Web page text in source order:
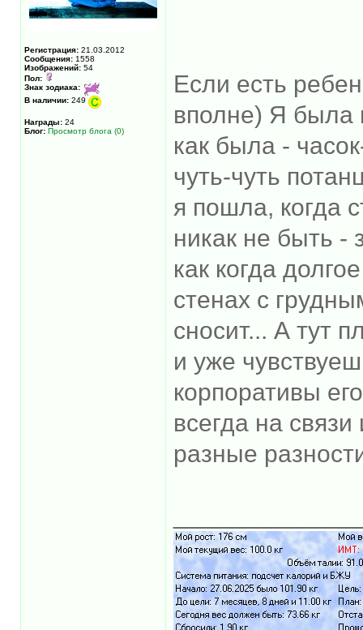
Регистрация: 21.03.2012
Сообщения: 1558
Изображений: 54
Пол:
Знак зодиака:
В наличии: 249
Награды: 24
Блог: Просмотр блога (0)
Если есть
вполне) Я была
как была -
чуть-чуть
я пошла, когда
никак не быть -
как когда
стенах с
сносит... А тут
и уже
корпоративы
всегда на
разные